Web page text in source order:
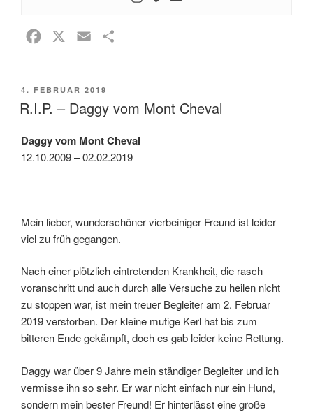
e
b
o
i
l
e
VERÖFFENTLICHT
AM
4. FEBRUAR 2019
R.I.P. – Daggy vom Mont Cheval
Daggy vom Mont Cheval
12.10.2009 – 02.02.2019
Mein lieber, wunderschöner vierbeiniger Freund ist leider
viel zu früh gegangen.
Nach einer plötzlich eintretenden Krankheit, die rasch
voranschritt und auch durch alle Versuche zu heilen nicht
zu stoppen war, ist mein treuer Begleiter am 2. Februar
2019 verstorben. Der kleine mutige Kerl hat bis zum
bitteren Ende gekämpft, doch es gab leider keine Rettung.
Daggy war über 9 Jahre mein ständiger Begleiter und ich
vermisse ihn so sehr. Er war nicht einfach nur ein Hund,
sondern mein bester Freund! Er hinterlässt eine große